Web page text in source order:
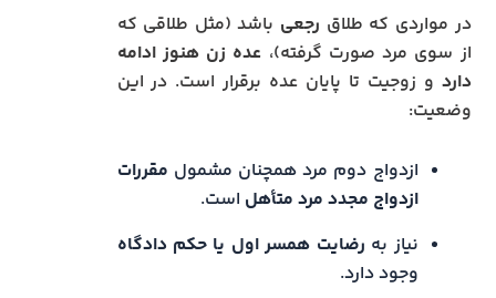
در مواردی که طلاق رجعی باشد (مثل طلاقی که
از سوی مرد صورت گرفته)، عده زن هنوز ادامه
دارد و زوجیت تا پایان عده برقرار است. در این
وضعیت:
ازدواج دوم مرد همچنان مشمول مقررات
ازدواج مجدد مرد متأهل است.
نیاز به رضایت همسر اول یا حکم دادگاه
وجود دارد.